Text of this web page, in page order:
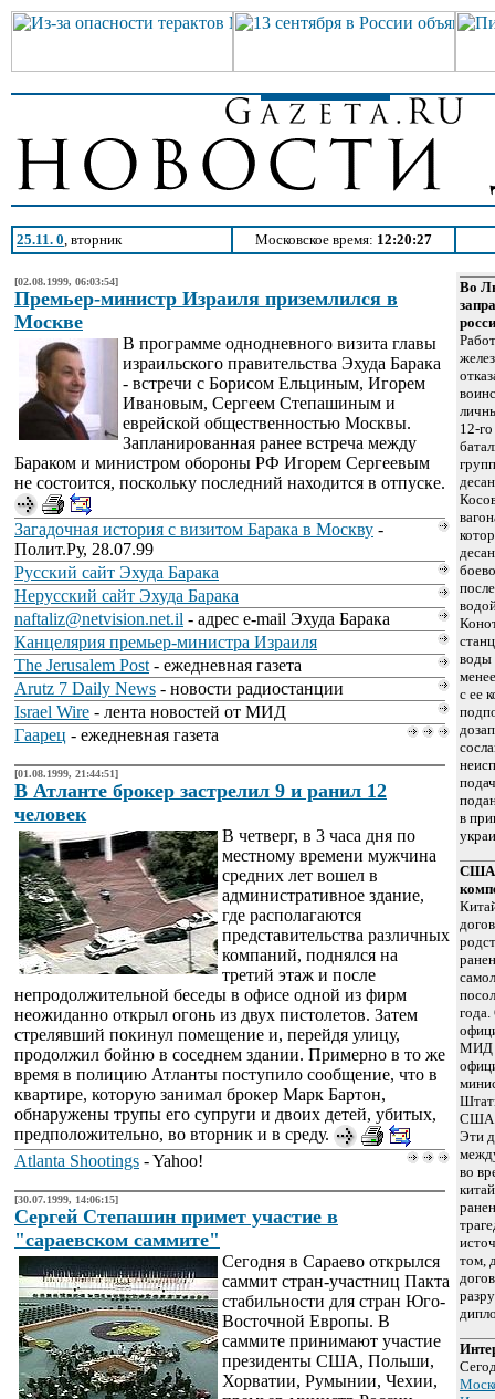
25.11. 0, вторник Московское время: 12:20:27
[02.08.1999, 06:03:54]
Премьер-министр Израиля приземлился в
Москве
В программе однодневного визита главы
израильского правительства Эхуда Барака
- встречи с Борисом Ельциным, Игорем
Ивановым, Сергеем Степашиным и
еврейской общественностью Москвы.
Запланированная ранее встреча между
Бараком и министром обороны РФ Игорем Сергеевым
не состоится, поскольку последний находится в отпуске.
Загадочная история с визитом Барака в Москву -
Полит.Ру, 28.07.99
Русский сайт Эхуда Барака
Нерусский сайт Эхуда Барака
naftaliz@netvision.net.il - адрес e-mail Эхуда Барака
Канцелярия премьер-министра Израиля
The Jerusalem Post - ежедневная газета
Arutz 7 Daily News - новости радиостанции
Israel Wire - лента новостей от МИД
Гаарец - ежедневная газета
[01.08.1999, 21:44:51]
В Атланте брокер застрелил 9 и ранил 12
человек
В четверг, в 3 часа дня по
местному времени мужчина
средних лет вошел в
административное здание,
где располагаются
представительства различных
компаний, поднялся на
третий этаж и после
непродолжительной беседы в офисе одной из фирм
неожиданно открыл огонь из двух пистолетов. Затем
стрелявший покинул помещение и, перейдя улицу,
продолжил бойню в соседнем здании. Примерно в то же
время в полицию Атланты поступило сообщение, что в
квартире, которую занимал брокер Марк Бартон,
обнаружены трупы его супруги и двоих детей, убитых,
предположительно, во вторник и в среду.
Atlanta Shootings - Yahoo!
[30.07.1999, 14:06:15]
Сергей Степашин примет участие в
"сараевском саммите"
Сегодня в Сараево открылся
саммит стран-участниц Пакта
стабильности для стран Юго-
Восточной Европы. В
саммите принимают участие
президенты США, Польши,
Хорватии, Румынии, Чехии,
Во
12-
воды
с ее
в
США
МИД
США
Эти
во
том,